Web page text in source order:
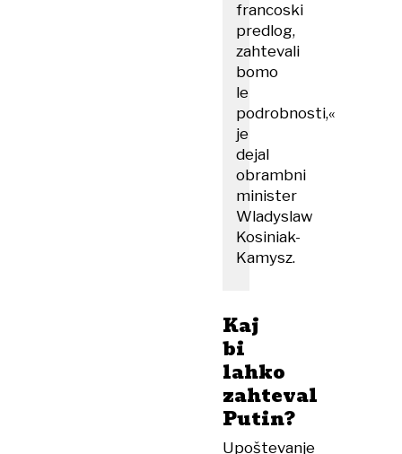
francoski
predlog,
zahtevali
bomo
le
podrobnosti,«
je
dejal
obrambni
minister
Wladyslaw
Kosiniak-
Kamysz.
Kaj
bi
lahko
zahteval
Putin?
Upoštevanje